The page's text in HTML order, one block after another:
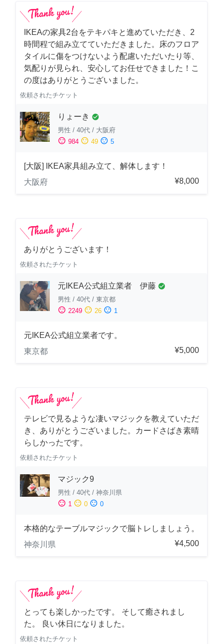
IKEAの家具2台をテキパキと進めていただき、2
時間程で組み立てていただきました。床のフロア
タイルに傷をつけないよう配慮いただいたり等、
気配りが見られ、安心してお任せできました！こ
の度はありがとうございました。
依頼されたチケット
りょーき check_circle
男性 / 40代 / 大阪府
sentiment_satisfied 984 sentiment_neutral 49 sentiment_dissatisfied 5
[大阪] IKEA家具組み立て、解体します！
大阪府
¥8,000
ありがとうございます！
依頼されたチケット
元IKEA公式組立業者 伊藤 check_circle
男性 / 40代 / 東京都
sentiment_satisfied 2249 sentiment_neutral 26 sentiment_dissatisfied 1
元IKEA公式組立業者です。
東京都
¥5,000
テレビで見るような凄いマジックを教えていただ
き、ありがとうございました。カードさばき素晴
らしかったです。
依頼されたチケット
マジック9
男性 / 40代 / 神奈川県
sentiment_satisfied 1 sentiment_neutral 0 sentiment_dissatisfied 0
本格的なテーブルマジックで脳トレしましょう。
神奈川県
¥4,500
とっても楽しかったです。 そして癒されまし
た。 良い休日になりました。
依頼されたチケット